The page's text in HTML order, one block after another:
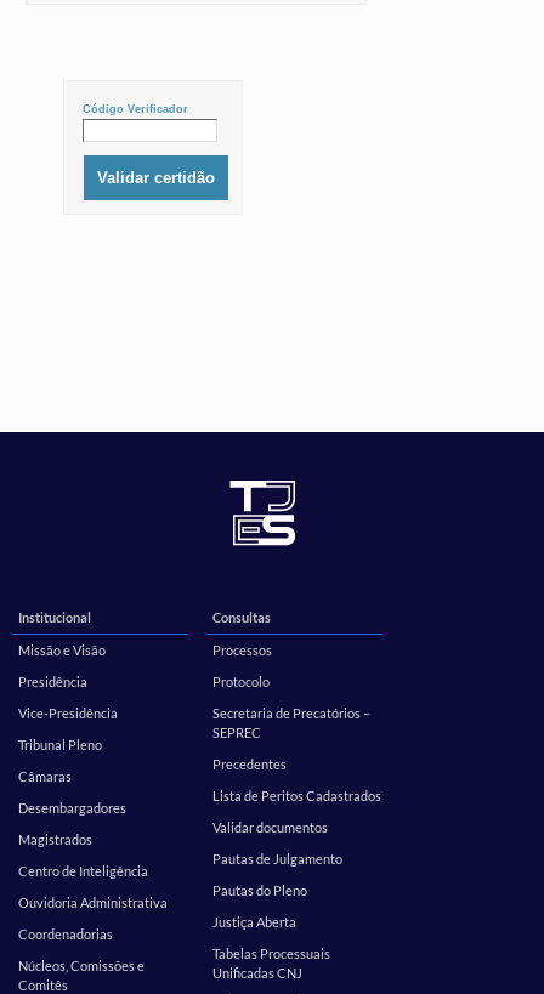
Institucional
Missão e Visão
Presidência
Vice-Presidência
Tribunal Pleno
Câmaras
Desembargadores
Magistrados
Centro de Inteligência
Ouvidoria Administrativa
Coordenadorias
Núcleos, Comissões e
Comitês
Consultas
Processos
Protocolo
Secretaria de Precatórios –
SEPREC
Precedentes
Lista de Peritos Cadastrados
Validar documentos
Pautas de Julgamento
Pautas do Pleno
Justiça Aberta
Tabelas Processuais
Unificadas CNJ